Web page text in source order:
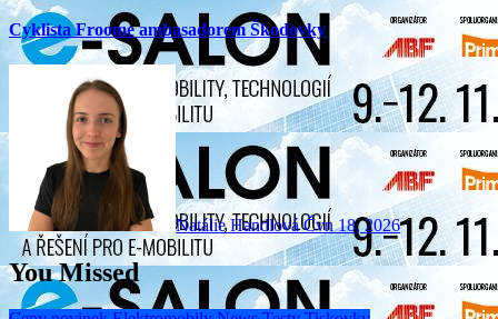
Cyklista Froome ambasadorem Škodovky
Natálie HandlováČvn 18, 2026
You Missed